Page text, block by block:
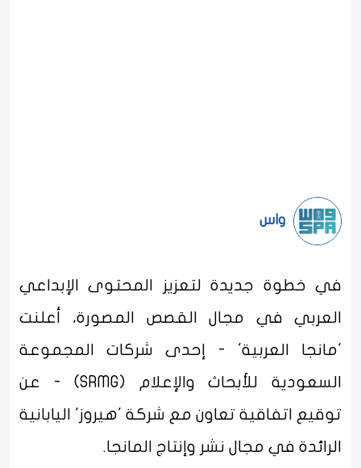
واس
في خطوة جديدة لتعزيز المحتوى الإبداعي
العربي في مجال القصص المصورة، أعلنت
'مانجا العربية' - إحدى شركات المجموعة
السعودية للأبحاث والإعلام (SRMG) - عن
توقيع اتفاقية تعاون مع شركة 'هيروز' اليابانية
الرائدة في مجال نشر وإنتاج المانجا.